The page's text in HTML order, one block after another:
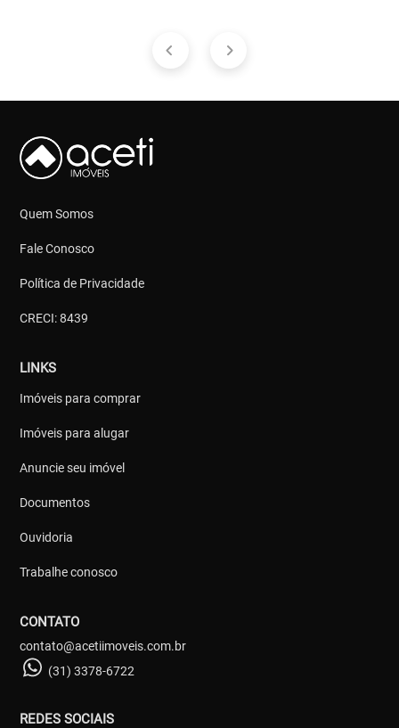
Quem Somos
Fale Conosco
Política de Privacidade
CRECI: 8439
LINKS
Imóveis para comprar
Imóveis para alugar
Anuncie seu imóvel
Documentos
Ouvidoria
Trabalhe conosco
CONTATO
contato@acetiimoveis.com.br
(31) 3378-6722
REDES SOCIAIS